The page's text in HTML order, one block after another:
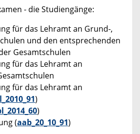
- die Studiengänge:
für das Lehramt an Grund-,
und den entsprechenden
Gesamtschulen
für das Lehramt an
für das Lehramt an
)
)
(aab_20_10_91)